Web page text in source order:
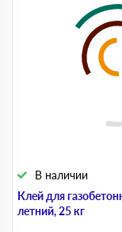
Клей для
летний, 25 кг
В наличии